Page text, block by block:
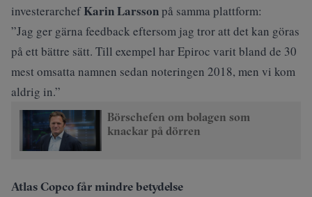
investerarchefKarin Larssonpå samma plattform:
”Jag ger gärna feedback eftersom jag tror att det kan göras
på ett bättre sätt. Till exempel har Epiroc varit bland de 30
mest omsatta namnen sedan noteringen 2018, men vi kom
aldrig in.”
Börschefen om bolagen som
knackar på dörren
Atlas Copco får mindre betydelse